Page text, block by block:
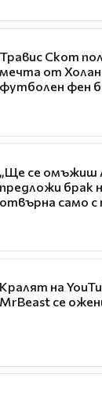
Травис Скот
мечта от
футболен фен
„Ще се омъжиш
предложи брак
отвърна само
Кралят на
MrBeast се